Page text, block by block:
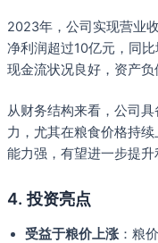
2023年，公司实现营业
净利润超过10亿元，同
现金流状况良好，资产负
从财务结构来看，公司
力，尤其在粮食价格持
能力强，有望进一步提升
4. 投资亮点
受益于粮价上涨 ：粮